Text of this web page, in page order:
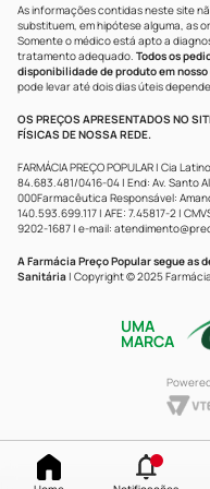
As informações contidas neste site
substituem, em hipótese alguma, as
Somente o médico está apto a
tratamento adequado. Todos os
disponibilidade de produto em
pode levar até dois dias úteis
OS PREÇOS APRESENTADOS NO
FÍSICAS DE NOSSA REDE.
FARMÁCIA PREÇO POPULAR | Cia
84.683.481/0416-04 | End: Av. Santo
000Farmacêutica Responsável:
140.593.699.117 | AFE: 7.45817-2 |
9202-1687 | e-mail:
A Farmácia Preço Popular segue as
Sanitária | Copyright © 2025
UMA
MARCA